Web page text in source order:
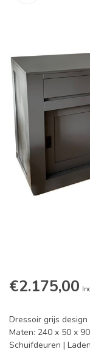
€2.175,00
Dressoir grijs
Maten: 240 x 50 x
Schuifdeuren |